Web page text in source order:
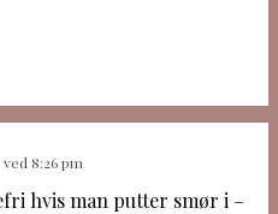
8:26 pm
hvis man putter smør i –